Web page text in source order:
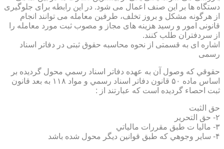
دستگاه ها بر این صنف اعمال می شود. در این رابطه برای جلوگیری
از هرگونه مشکل و بروز تخلف، طرفین معامله می توانند انجام
قانونی امور و رسید هزینه های مجاز و مصوب ثبت مورد معامله را
از سردفتران طلب کنند.
اشاره ای به قسمتی از نحوه محاسبه حقوق ثبتی در دفاتر اسناد
رسمی
حقوقي كه وصول آن به عهده دفاتر اسناد رسمي محول گرديده بر
اساس ماده ۵۰ قانون دفاتر اسناد رسمي و مواد ۱۱۸ به بعد قانون
ثبت احصاء گرديده است كه عبارتند از :
حق الثبت
۲- حق التحرير
۳- ماليا ت طبق مقررات مالياتي
۴- ساير وجوهي كه طبق قوانين ديگر محول شده باشد